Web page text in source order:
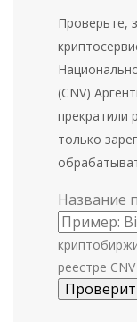
Проверьте,
(CNV)
прекратили
только
Название
реестре CNV